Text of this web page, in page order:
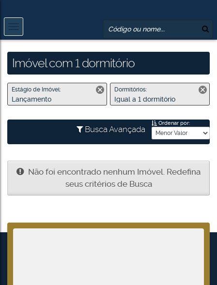
Imóvel com 1 dormitório
Estágio de Imóvel:
Lançamento
Dormitórios:
Igual a 1 dormitório
Busca Avançada
Ordenar por:
Não foi encontrado nenhum Imóvel. Redefina
seus critérios de Busca